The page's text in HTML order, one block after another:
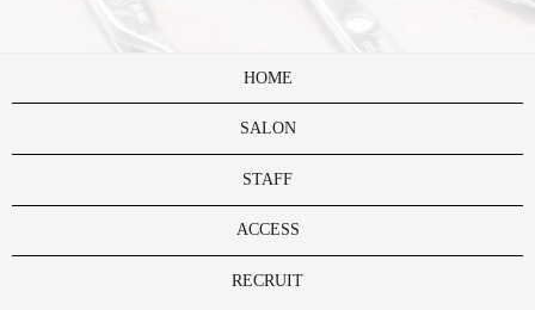
HOME
SALON
STAFF
ACCESS
RECRUIT